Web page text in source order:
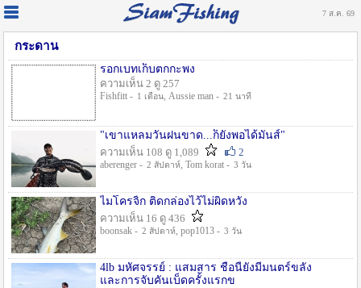
7 ส.ค. 69
กระดาน
รอกเบทเก็บตกกะพง
ความเห็น 2 ดู 257
Fishfitt - 1 เดือน, Aussie man - 21 นาที
"เขาแหลมวันฝนขาด...ก็ยังพอได้มันส์"
ความเห็น 108 ดู 1,089
2
aberenger - 2 สัปดาห์, Tom korat - 3 วัน
ไมโครจิ้ก ติดกล่องไว้ไม่ผิดหวัง
ความเห็น 16 ดู 436
boonsak - 2 สัปดาห์, pop1013 - 3 วัน
4lb มหัศจรรย์ : แสมสาร ชื่อนี้ยังมีมนตร์ขลัง
และการจับคันเบ็ดครั้งแรกข